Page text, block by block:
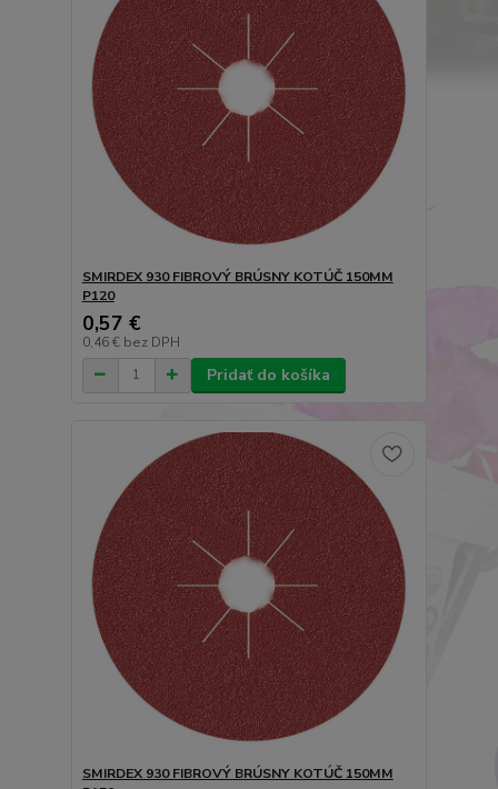
SMIRDEX 930 FIBROVÝ BRÚSNY KOTÚČ 150MM
P120
0,57 €
0,46 € bez DPH
Pridať do košíka
SMIRDEX 930 FIBROVÝ BRÚSNY KOTÚČ 150MM